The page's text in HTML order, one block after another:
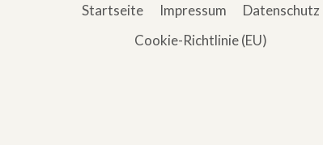
Startseite Impressum
Datenschutz
Cookie-Richtlinie (EU)